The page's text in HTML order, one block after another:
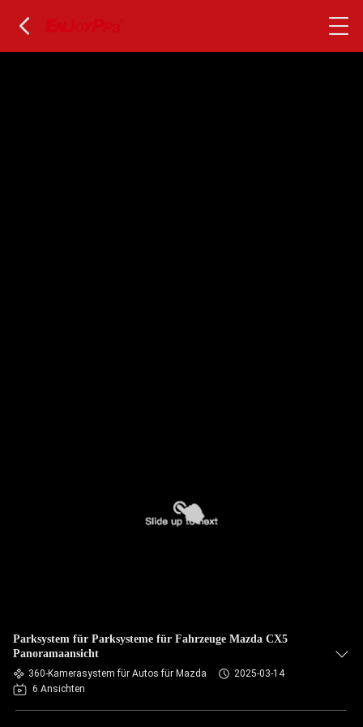
Parksystem für Parksysteme für Fahrzeuge Mazda CX5
Panoramaansicht
360-Kamerasystem für Autos für Mazda
2025-03-14
6 Ansichten